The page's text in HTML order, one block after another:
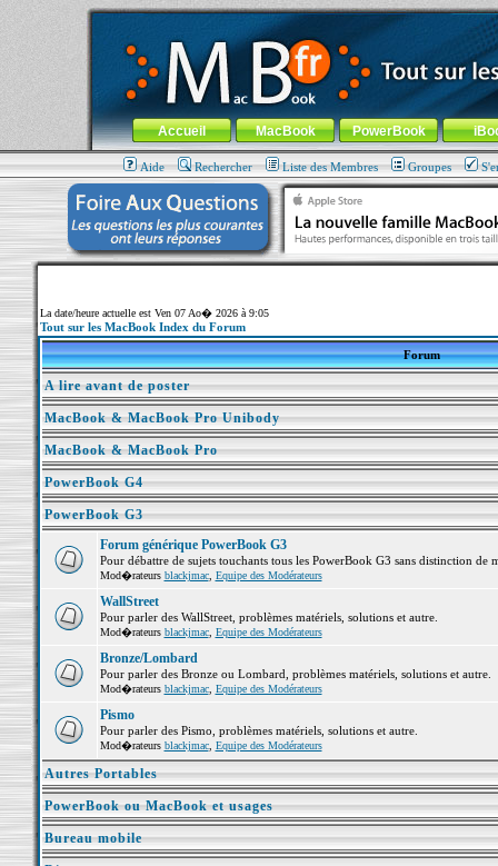
MacBook-fr.com : 100% Apple... 100% nomade !
Aller au contenu-Aller au menu général-Aller au menu de
Menu général
Accueil MacBook PowerBook
Aide Rechercher Liste des Membres Groupes
La date/heure actuelle est Ven 07 Ao� 2026 à 9:05
Tout sur les MacBook Index du Forum
Forum
A lire avant de poster
MacBook & MacBook Pro Unibody
MacBook & MacBook Pro
PowerBook G4
PowerBook G3
Forum générique PowerBook G3
Pour débattre de sujets touchants tous les PowerBook G3 sans distinction de
Mod�rateurs blackjmac, Equipe des Modérateurs
WallStreet
Pour parler des WallStreet, problèmes matériels, solutions et autre.
Mod�rateurs blackjmac, Equipe des Modérateurs
Bronze/Lombard
Pour parler des Bronze ou Lombard, problèmes matériels, solutions et autre.
Mod�rateurs blackjmac, Equipe des Modérateurs
Pismo
Pour parler des Pismo, problèmes matériels, solutions et autre.
Mod�rateurs blackjmac, Equipe des Modérateurs
Autres Portables
PowerBook ou MacBook et usages
Bureau mobile